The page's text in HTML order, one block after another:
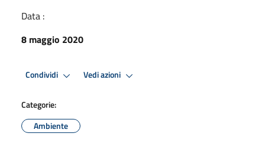
Data :
8 maggio 2020
Condividi Vedi azioni
Categorie:
Ambiente